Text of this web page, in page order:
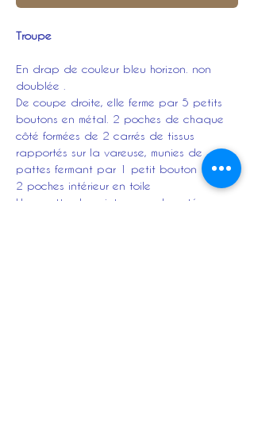
Troupe
En drap de couleur bleu horizon. non
doublée .
De coupe droite, elle ferme par 5 petits
boutons en métal. 2 poches de chaque
côté formées de 2 carrés de tissus
rapportés sur la vareuse, munies de
pattes fermant par 1 petit bouton
2 poches intérieur en toile
Une patte de ceinturon sur le coté